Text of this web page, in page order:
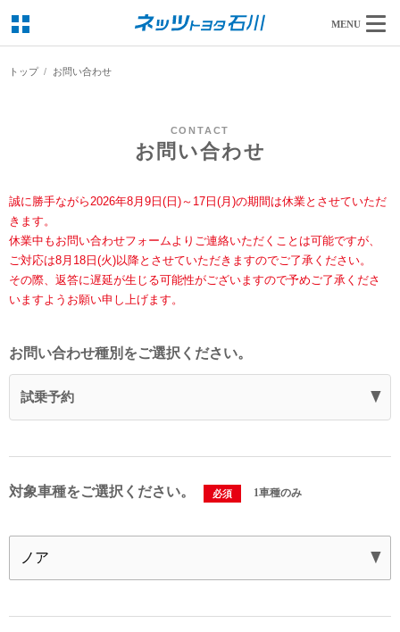
MENU
トップ お問い合わせ
CONTACT
お問い合わせ
誠に勝手ながら2026年8月9日(日)～17日(月)の期間は休業とさせていただ
きます。
休業中もお問い合わせフォームよりご連絡いただくことは可能ですが、
ご対応は8月18日(火)以降とさせていただきますのでご了承ください。
その際、返答に遅延が生じる可能性がございますので予めご了承くださ
いますようお願い申し上げます。
お問い合わせ種別をご選択ください。
試乗予約
対象車種をご選択ください。 必須 1車種のみ